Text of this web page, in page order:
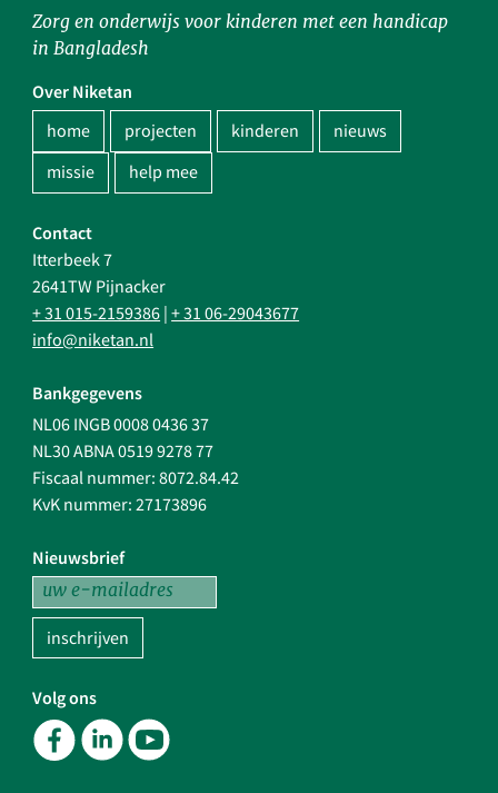
Zorg en onderwijs voor kinderen met een handicap
in Bangladesh
Over Niketan
home projecten kinderen
nieuws
missie
help mee
Contact
Itterbeek 7
2641TW Pijnacker
+ 31 015-2159386 |+ 31 06-29043677
info@niketan.nl
Bankgegevens
NL06 INGB 0008 0436 37
NL30 ABNA 0519 9278 77
Fiscaal nummer: 8072.84.42
KvK nummer: 27173896
Nieuwsbrief
inschrijven
Volg ons